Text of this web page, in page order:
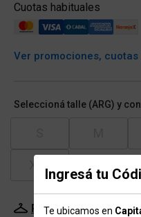
Ingresá tu
Te ubicamos en
Cuotas habituales
Ver promociones, cuotas
Seleccioná talle (ARG) y
Probador Virtual